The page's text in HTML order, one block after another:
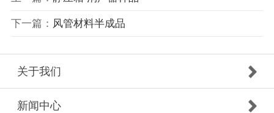
下一篇： 风管材料半成品
关于我们
新闻中心